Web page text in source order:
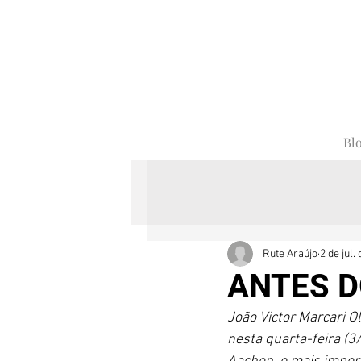
ANTES
Rute Araújo 2 de jul.
João Victor Marcari
nesta quarta-feira (3/